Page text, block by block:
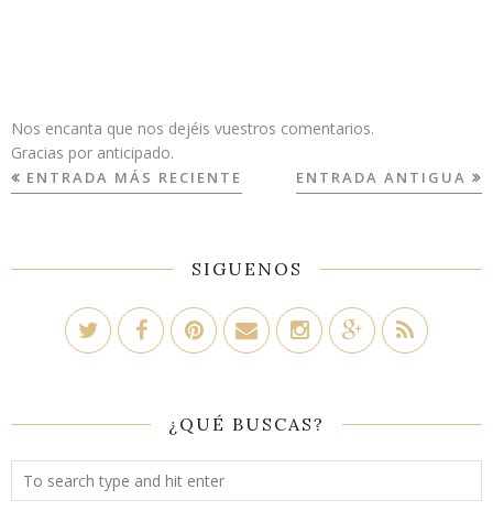
Nos encanta que nos dejéis vuestros comentarios.
Gracias por anticipado.
ENTRADA MÁS RECIENTE ENTRADA ANTIGUA
SIGUENOS
¿QUÉ BUSCAS?